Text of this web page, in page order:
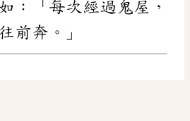
：「每次經過鬼屋，
前奔。」